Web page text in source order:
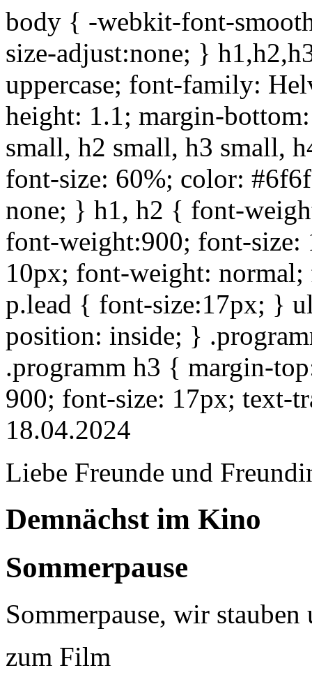
body { -webkit-font-
size-adjust:none; }
uppercase; font-family:
height: 1.1; margin-
small, h2 small, h3 small,
font-size: 60%; color:
none; } h1, h2 { font-
font-weight:900; font-
10px; font-weight:
p.lead { font-size:17px; }
position: inside; }
.programm h3 { margin-
900; font-size: 17px; text-
18.04.2024
Liebe Freunde und
Demnächst im Kino
Sommerpause
Sommerpause, wir
zum Film